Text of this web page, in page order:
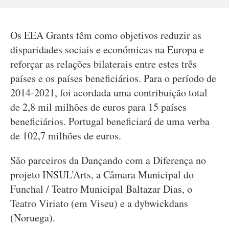
Os EEA Grants têm como objetivos reduzir as
disparidades sociais e económicas na Europa e
reforçar as relações bilaterais entre estes três
países e os países beneficiários. Para o período de
2014-2021, foi acordada uma contribuição total
de 2,8 mil milhões de euros para 15 países
beneficiários. Portugal beneficiará de uma verba
de 102,7 milhões de euros.
São parceiros da Dançando com a Diferença no
projeto INSUL’Arts, a Câmara Municipal do
Funchal / Teatro Municipal Baltazar Dias, o
Teatro Viriato (em Viseu) e a dybwickdans
(Noruega).